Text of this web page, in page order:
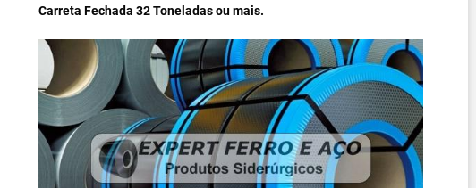
Carreta Fechada 32 Toneladas ou mais.